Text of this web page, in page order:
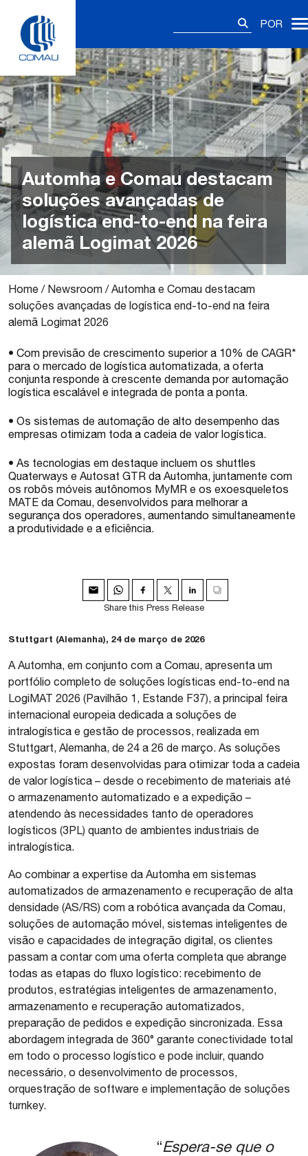
content
POR
Automha e Comau destacam
soluções avançadas de
logística end-to-end na feira
alemã Logimat 2026
Home / Newsroom /Automha e Comau destacam
soluções avançadas de logística end-to-end na feira
alemã Logimat 2026
• Com previsão de crescimento superior a 10% de CAGR*
para o mercado de logística automatizada, a oferta
conjunta responde à crescente demanda por automação
logística escalável e integrada de ponta a ponta.
• Os sistemas de automação de alto desempenho das
empresas otimizam toda a cadeia de valor logística.
• As tecnologias em destaque incluem os shuttles
Quaterways e Autosat GTR da Automha, juntamente com
os robôs móveis autônomos MyMR e os exoesqueletos
MATE da Comau, desenvolvidos para melhorar a
segurança dos operadores, aumentando simultaneamente
a produtividade e a eficiência.
Share this Press Release
Stuttgart (Alemanha), 24 de março de 2026
A Automha, em conjunto com a Comau, apresenta um
portfólio completo de soluções logísticas end-to-end na
LogiMAT 2026 (Pavilhão 1, Estande F37), a principal feira
internacional europeia dedicada a soluções de
intralogística e gestão de processos, realizada em
Stuttgart, Alemanha, de 24 a 26 de março. As soluções
expostas foram desenvolvidas para otimizar toda a cadeia
de valor logística – desde o recebimento de materiais até
o armazenamento automatizado e a expedição –
atendendo às necessidades tanto de operadores
logísticos (3PL) quanto de ambientes industriais de
intralogística.
Ao combinar a expertise da Automha em sistemas
automatizados de armazenamento e recuperação de alta
densidade (AS/RS) com a robótica avançada da Comau,
soluções de automação móvel, sistemas inteligentes de
visão e capacidades de integração digital, os clientes
passam a contar com uma oferta completa que abrange
todas as etapas do fluxo logístico: recebimento de
produtos, estratégias inteligentes de armazenamento,
armazenamento e recuperação automatizados,
preparação de pedidos e expedição sincronizada. Essa
abordagem integrada de 360° garante conectividade total
em todo o processo logístico e pode incluir, quando
necessário, o desenvolvimento de processos,
orquestração de software e implementação de soluções
turnkey.
“Espera-se que o